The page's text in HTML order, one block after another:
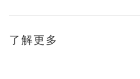
了解更多